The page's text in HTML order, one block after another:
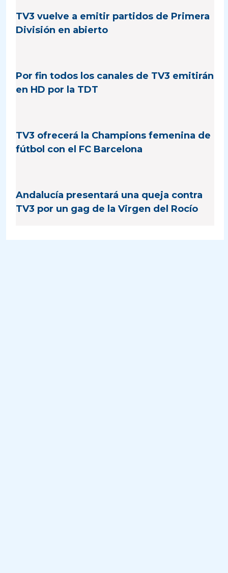
TV3 vuelve a emitir partidos de Primera
División en abierto
Por fin todos los canales de TV3 emitirán
en HD por la TDT
TV3 ofrecerá la Champions femenina de
fútbol con el FC Barcelona
Andalucía presentará una queja contra
TV3 por un gag de la Virgen del Rocío